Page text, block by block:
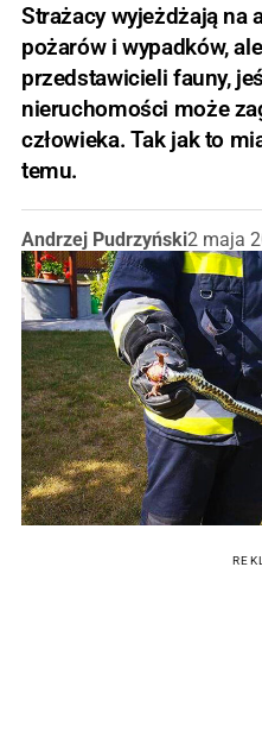
Strażacy wyjeżdżają na
pożarów i wypadków,
przedstawicieli fauny,
nieruchomości może
człowieka. Tak jak to
temu.
Andrzej Pudrzyński2 maja